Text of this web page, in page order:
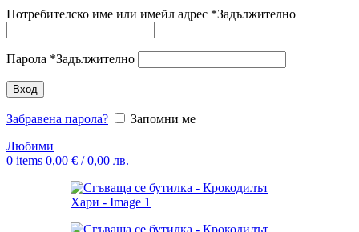
Потребителско име или имейл адрес *Задължително
Парола *Задължително
Вход
Забравена парола?
Запомни ме
Любими
0 items 0,00 € / 0,00 лв.